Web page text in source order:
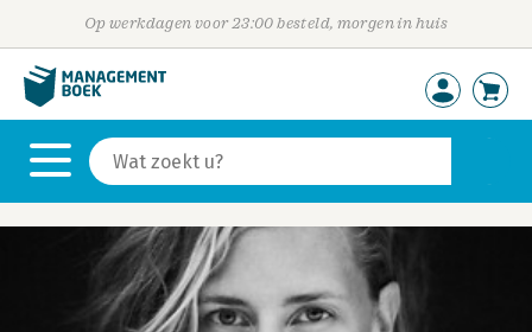
Op werkdagen voor 23:00 besteld, morgen in huis